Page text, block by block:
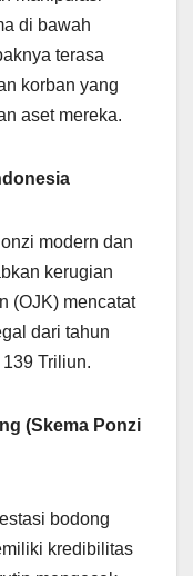
di bawah
terasa
korban yang
aset mereka.
modern dan
kerugian
(OJK) mencatat
dari tahun
Triliun.
(Skema Ponzi
bodong
kredibilitas